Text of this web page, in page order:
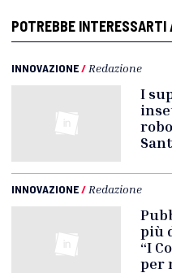
POTREBBE INTERESSARTI
INNOVAZIONE/ Redazione
I
INNOVAZIONE/ Redazione
più
“I
per